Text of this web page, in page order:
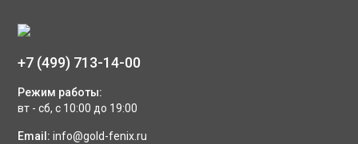
+7 (499) 713-14-00
Режим работы:
вт - сб, с 10:00 до 19:00
Email: info@gold-fenix.ru